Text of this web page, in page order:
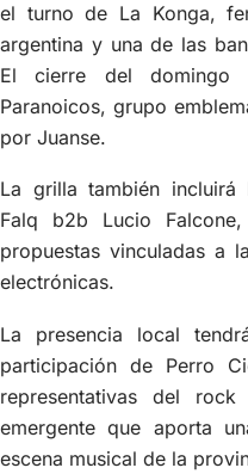
el turno de La Konga,
argentina y una de las
El cierre del domingo
Paranoicos, grupo
por Juanse.
La grilla también
Falq b2b Lucio
propuestas vinculadas a
electrónicas.
La presencia local
participación de Perro
representativas del
emergente que aporta
escena musical de la